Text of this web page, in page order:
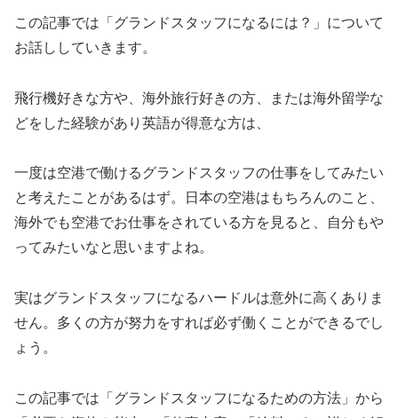
この記事では「グランドスタッフになるには？」について
お話ししていきます。
飛行機好きな方や、海外旅行好きの方、または海外留学な
どをした経験があり英語が得意な方は、
一度は空港で働けるグランドスタッフの仕事をしてみたい
と考えたことがあるはず。日本の空港はもちろんのこと、
海外でも空港でお仕事をされている方を見ると、自分もや
ってみたいなと思いますよね。
実はグランドスタッフになるハードルは意外に高くありま
せん。多くの方が努力をすれば必ず働くことができるでし
ょう。
この記事では「グランドスタッフになるための方法」から